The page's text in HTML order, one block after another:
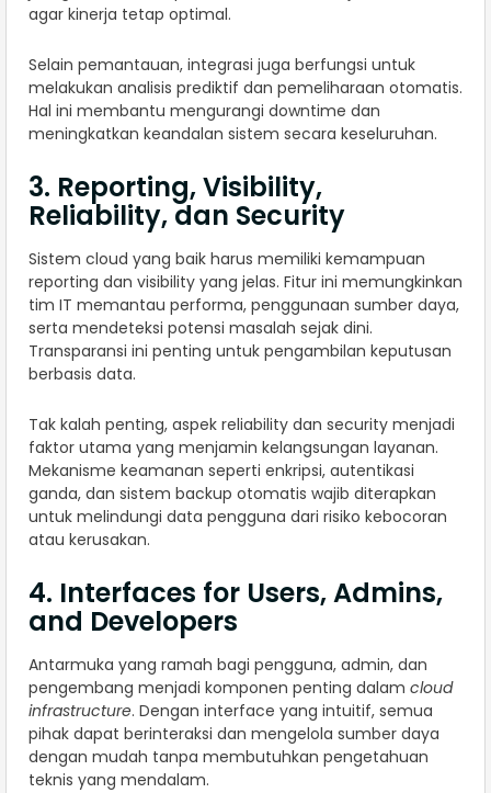
agar kinerja tetap optimal.
Selain pemantauan, integrasi juga berfungsi untuk
melakukan analisis prediktif dan pemeliharaan otomatis.
Hal ini membantu mengurangi downtime dan
meningkatkan keandalan sistem secara keseluruhan.
3. Reporting, Visibility,
Reliability, dan Security
Sistem cloud yang baik harus memiliki kemampuan
reporting dan visibility yang jelas. Fitur ini memungkinkan
tim IT memantau performa, penggunaan sumber daya,
serta mendeteksi potensi masalah sejak dini.
Transparansi ini penting untuk pengambilan keputusan
berbasis data.
Tak kalah penting, aspek reliability dan security menjadi
faktor utama yang menjamin kelangsungan layanan.
Mekanisme keamanan seperti enkripsi, autentikasi
ganda, dan sistem backup otomatis wajib diterapkan
untuk melindungi data pengguna dari risiko kebocoran
atau kerusakan.
4. Interfaces for Users, Admins,
and Developers
Antarmuka yang ramah bagi pengguna, admin, dan
pengembang menjadi komponen penting dalam cloud
infrastructure. Dengan interface yang intuitif, semua
pihak dapat berinteraksi dan mengelola sumber daya
dengan mudah tanpa membutuhkan pengetahuan
teknis yang mendalam.